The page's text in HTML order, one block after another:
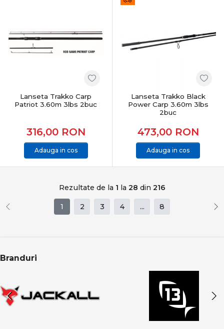
Lanseta Trakko Carp
Patriot 3.60m 3lbs 2buc
316,00 RON
Adauga in cos
Lanseta Trakko Black
Power Carp 3.60m 3lbs
2buc
473,00 RON
Adauga in cos
Rezultate de la 1 la 28 din 216
1 2 3 4 ... 8
Branduri